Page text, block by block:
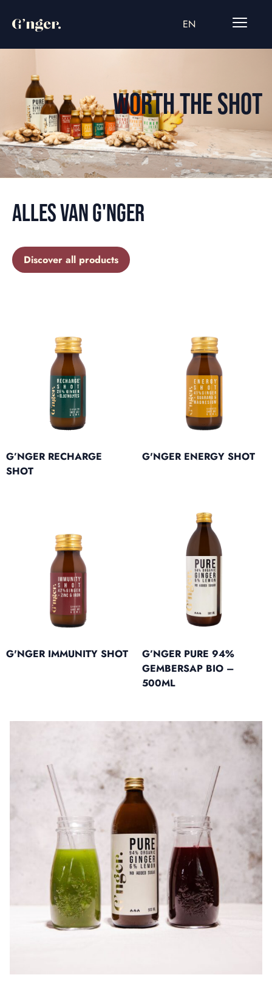
EN
WORTH THE SHOT
ALLES VAN G'NGER
Discover all products
G’NGER RECHARGE
SHOT
G'NGER ENERGY SHOT
G'NGER IMMUNITY SHOT
G’NGER PURE 94%
GEMBERSAP BIO –
500ML